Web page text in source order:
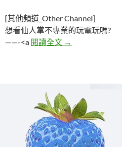
[其他頻道_Other Channel]
想看仙人掌不專業的玩電玩嗎?
——-<a 閱讀全文 五個讓人不敢使
→